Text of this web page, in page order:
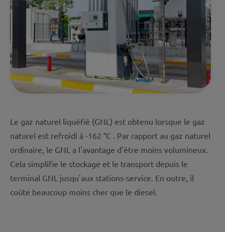
Le gaz naturel liquéfié (GNL) est obtenu lorsque le gaz
naturel est refroidi à -162 °C . Par rapport au gaz naturel
ordinaire, le GNL a l'avantage d'être moins volumineux.
Cela simplifie le stockage et le transport depuis le
terminal GNL jusqu'aux stations-service. En outre, il
coûte beaucoup moins cher que le diesel.